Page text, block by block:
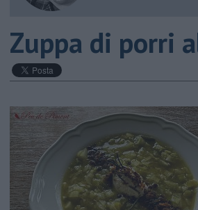
Zuppa di porri